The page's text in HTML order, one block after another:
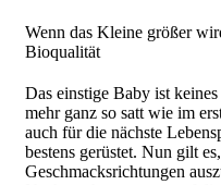
Wenn das Kleine größer
Bioqualität
Das einstige Baby ist
mehr ganz so satt wie im
auch für die nächste
bestens gerüstet. Nun gilt
Geschmacksrichtungen